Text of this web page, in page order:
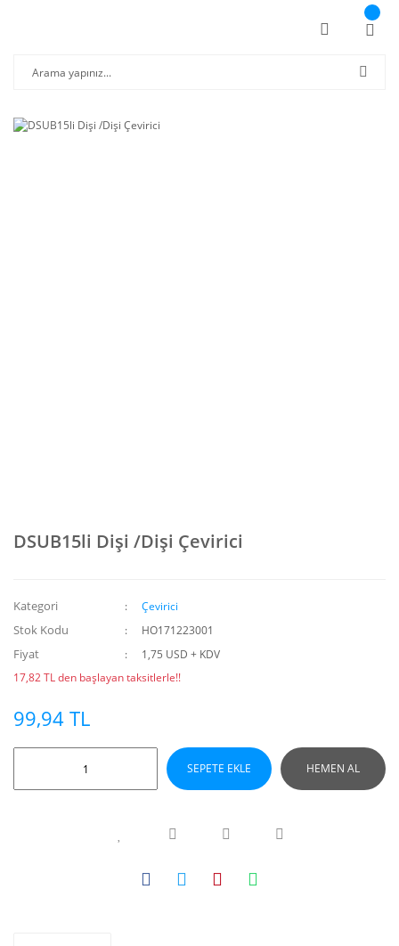
DSUB15li Dişi /Dişi Çevirici
Kategori Çevirici
Stok Kodu HO171223001
Fiyat
1,75 USD + KDV
17,82 TL den başlayan taksitlerle!!
99,94 TL
SEPETE EKLE HEMEN AL